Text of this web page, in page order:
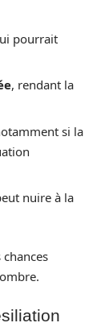
pourrait
, rendant la
si la
nuire à la